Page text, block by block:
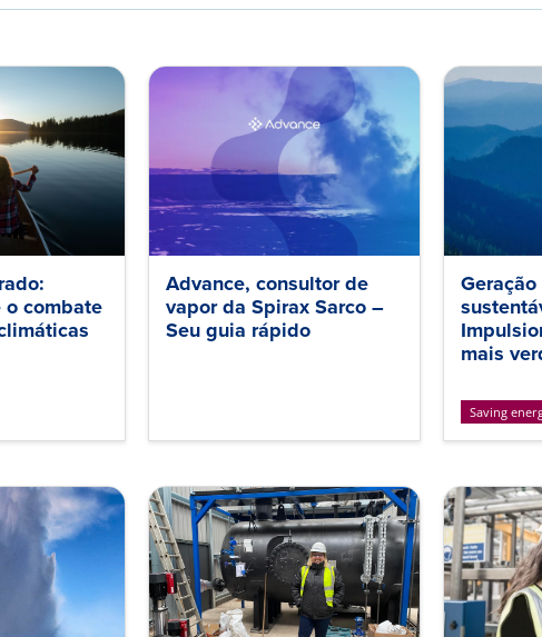
o combate
Advance, consultor de
vapor da Spirax Sarco –
Seu guia rápido
mais
Saving